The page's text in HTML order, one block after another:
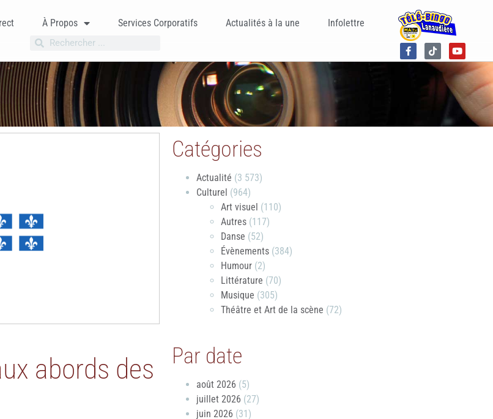
À Propos Services Corporatifs Actualités à la une Infolettre
abords des
Catégories
Actualité (3 573)
Culturel (964)
Art visuel (110)
Autres (117)
Danse (52)
Évènements (384)
Humour (2)
Littérature (70)
Musique (305)
Théâtre et Art de la scène (72)
Par date
août 2026 (5)
juillet 2026 (27)
juin 2026 (31)